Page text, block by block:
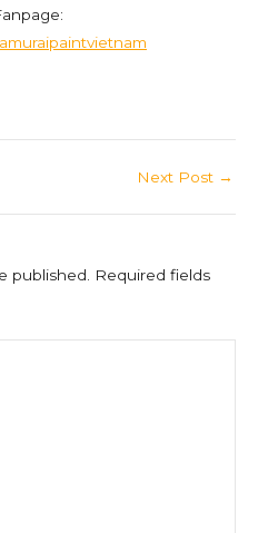
Next Post →
published.
Required fields